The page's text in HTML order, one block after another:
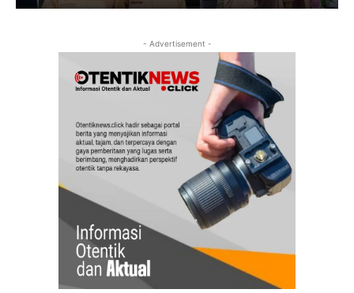
- Advertisement -